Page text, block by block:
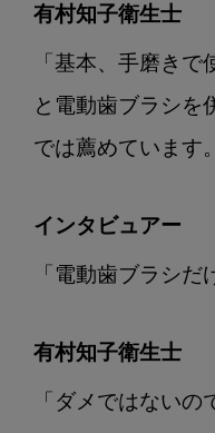
有村知子衛生士
「基本、手磨き
と電動歯ブラシを
では薦めています
インタビュアー
「電動歯ブラシだ
有村知子衛生士
「ダメではないの